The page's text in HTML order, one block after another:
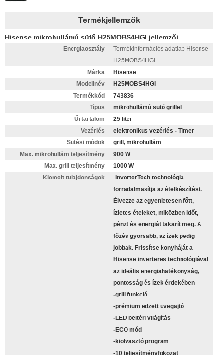
Termékjellemzők
Hisense mikrohullámú sütő H25MOBS4HGI jellemzői
Energiaosztály
Termékinformációs adatlap Hisense
H25MOBS4HGI
Márka
Hisense
Modellnév
H25MOBS4HGI
Termékkód
743836
Típus
mikrohullámú sütő grillel
Űrtartalom
25 liter
Vezérlés
elektronikus vezérlés - Timer
Sütési módok
grill, mikrohullám
Max. mikrohullám teljesítmény
900 W
Max. grill teljesítmény
1000 W
Kiemelt tulajdonságok
-InverterTech technológia -
forradalmasítja az ételkészítést.
Élvezze az egyenletesen főtt,
ízletes ételeket, miközben időt,
pénzt és energiát takarít meg. A
főzés gyorsabb, az ízek pedig
jobbak. Frissítse konyháját a
Hisense inverteres technológiával
az ideális energiahatékonyság,
pontosság és ízek érdekében
-grill funkció
-prémium edzett üvegajtó
-LED beltéri világítás
-ECO mód
-kiolvasztó program
-10 teljesítményfokozat